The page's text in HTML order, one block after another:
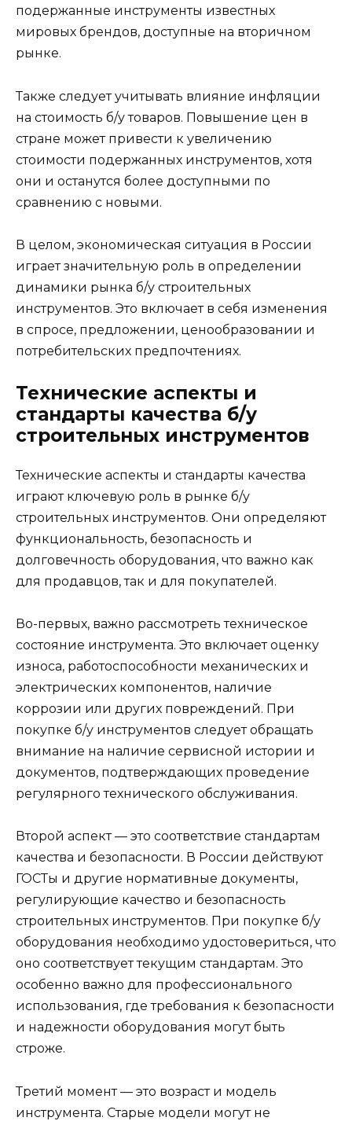
подержанные инструменты известных
мировых брендов, доступные на вторичном
рынке.
Также следует учитывать влияние инфляции
на стоимость б/у товаров. Повышение цен в
стране может привести к увеличению
стоимости подержанных инструментов, хотя
они и останутся более доступными по
сравнению с новыми.
В целом, экономическая ситуация в России
играет значительную роль в определении
динамики рынка б/у строительных
инструментов. Это включает в себя изменения
в спросе, предложении, ценообразовании и
потребительских предпочтениях.
Технические аспекты и
стандарты качества б/у
строительных инструментов
Технические аспекты и стандарты качества
играют ключевую роль в рынке б/у
строительных инструментов. Они определяют
функциональность, безопасность и
долговечность оборудования, что важно как
для продавцов, так и для покупателей.
Во-первых, важно рассмотреть техническое
состояние инструмента. Это включает оценку
износа, работоспособности механических и
электрических компонентов, наличие
коррозии или других повреждений. При
покупке б/у инструментов следует обращать
внимание на наличие сервисной истории и
документов, подтверждающих проведение
регулярного технического обслуживания.
Второй аспект — это соответствие стандартам
качества и безопасности. В России действуют
ГОСТы и другие нормативные документы,
регулирующие качество и безопасность
строительных инструментов. При покупке б/у
оборудования необходимо удостовериться, что
оно соответствует текущим стандартам. Это
особенно важно для профессионального
использования, где требования к безопасности
и надежности оборудования могут быть
строже.
Третий момент — это возраст и модель
инструмента. Старые модели могут не